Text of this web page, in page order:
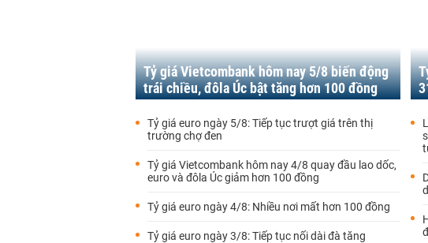
Tỷ giá Vietcombank hôm nay 5/8 biến động
trái chiều, đôla Úc bật tăng hơn 100 đồng
Tỷ giá euro ngày 5/8: Tiếp tục trượt giá trên thị
trường chợ đen
Tỷ giá Vietcombank hôm nay 4/8 quay đầu lao dốc,
euro và đôla Úc giảm hơn 100 đồng
Tỷ giá euro ngày 4/8: Nhiều nơi mất hơn 100 đồng
Tỷ giá euro ngày 3/8: Tiếp tục nối dài đà tăng